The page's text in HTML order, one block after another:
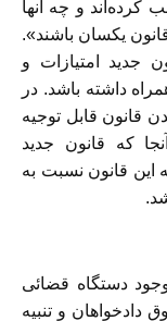
کرده‌اند و چه آنها
یکسان باشند».
جدید امتیازات و
داشته باشد. در
قانون قابل توجیه
که قانون جدید
قانون نسبت به
دستگاه قضائی
و تنبیه